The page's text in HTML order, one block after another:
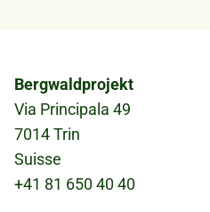
Bergwaldprojekt
Via Principala 49
7014 Trin
Suisse
+41 81 650 40 40